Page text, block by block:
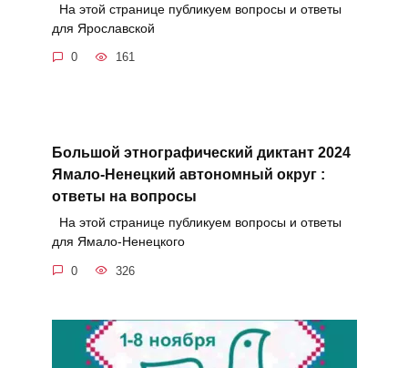
На этой странице публикуем вопросы и ответы
для Ярославской
0 161
Большой этнографический диктант 2024
Ямало-Ненецкий автономный округ :
ответы на вопросы
На этой странице публикуем вопросы и ответы
для Ямало-Ненецкого
0 326